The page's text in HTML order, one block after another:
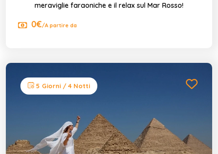
meraviglie faraoniche e il relax sul Mar Rosso!
0€/A partire da
5 Giorni / 4 Notti